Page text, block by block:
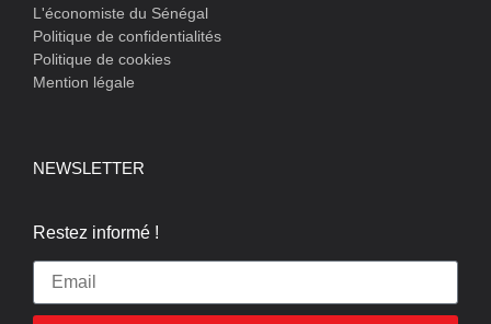
L'économiste du Sénégal
Politique de confidentialités
Politique de cookies
Mention légale
NEWSLETTER
Restez informé !